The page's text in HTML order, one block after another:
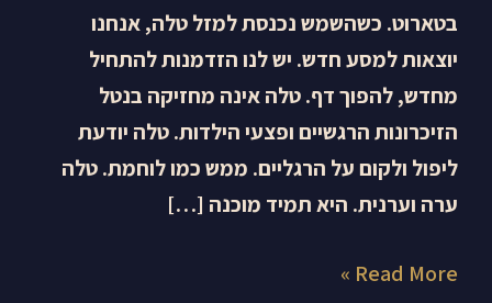
בטארוט. כשהשמש נכנסת למזל טלה, אנחנו
יוצאות למסע חדש. יש לנו הזדמנות להתחיל
מחדש, להפוך דף. טלה אינה מחזיקה בנטל
הזיכרונות הרגשיים ופצעי הילדות. טלה יודעת
ליפול ולקום על הרגליים. ממש כמו לוחמת. טלה
ערה וערנית. היא תמיד מוכנה […]
Read More »